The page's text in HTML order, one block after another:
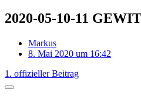
2020-05-10-11
Markus
8. Mai 2020 um 16:42
1. offizieller Beitrag